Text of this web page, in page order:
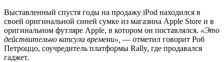
Выставленный спустя годы на продажу iPod находился в
своей оригинальной синей сумке из магазина Apple Store и в
оригинальном футляре Apple, в котором он поставлялся. «Это
действительно капсула времени», — отметил говорит Роб
Петроццо, соучредитель платформы Rally, где продавался
гаджет.